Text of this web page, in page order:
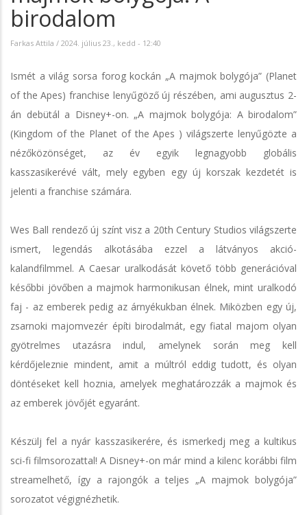
birodalom
Farkas Attila / 2024. július 23., kedd - 12:40
Ismét a világ sorsa forog kockán „A majmok bolygója” (Planet
of the Apes) franchise lenyűgöző új részében, ami augusztus 2-
án debütál a Disney+-on. „A majmok bolygója: A birodalom”
(Kingdom of the Planet of the Apes ) világszerte lenyűgözte a
nézőközönséget, az év egyik legnagyobb globális
kasszasikerévé vált, mely egyben egy új korszak kezdetét is
jelenti a franchise számára.
Wes Ball rendező új színt visz a 20th Century Studios világszerte
ismert, legendás alkotásába ezzel a látványos akció-
kalandfilmmel. A Caesar uralkodását követő több generációval
későbbi jövőben a majmok harmonikusan élnek, mint uralkodó
faj - az emberek pedig az árnyékukban élnek. Miközben egy új,
zsarnoki majomvezér építi birodalmát, egy fiatal majom olyan
gyötrelmes utazásra indul, amelynek során meg kell
kérdőjeleznie mindent, amit a múltról eddig tudott, és olyan
döntéseket kell hoznia, amelyek meghatározzák a majmok és
az emberek jövőjét egyaránt.
Készülj fel a nyár kasszasikerére, és ismerkedj meg a kultikus
sci-fi filmsorozattal! A Disney+-on már mind a kilenc korábbi film
streamelhető, így a rajongók a teljes „A majmok bolygója”
sorozatot végignézhetik.